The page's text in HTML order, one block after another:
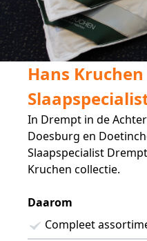
Hans
In Drempt in de
Doesburg en
Slaapspecialist
Kruchen collectie.
Daarom
Compleet